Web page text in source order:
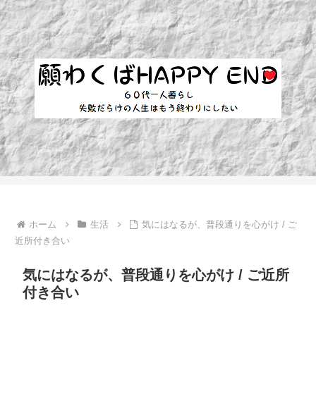
ホーム 生活
気にはなるが、普段通りを心がけ / ご
近所付き合い
気にはなるが、普段通りを心がけ / ご近所
付き合い